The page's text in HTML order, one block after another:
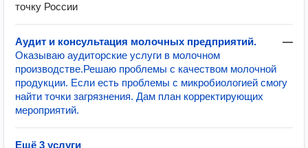
точку России
Аудит и консультация молочных предприятий.
—
Оказываю аудиторские услуги в молочном
производстве.Решаю проблемы с качеством молочной
продукции. Если есть проблемы с микробиологией смогу
найти точки загрязнения. Дам план корректирующих
мероприятий.
Ещё 3 услуги